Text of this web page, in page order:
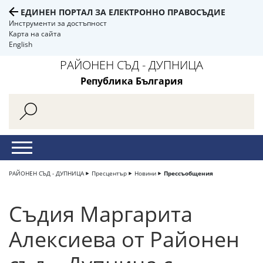
ЕДИНЕН ПОРТАЛ ЗА ЕЛЕКТРОННО ПРАВОСЪДИЕ
Инструменти за достъпност
Карта на сайта
English
РАЙОНЕН СЪД - ДУПНИЦА
Република България
РАЙОНЕН СЪД - ДУПНИЦА Пресцентър Новини Прессъобщения
Съдия Маргарита
Алексиева от Районен